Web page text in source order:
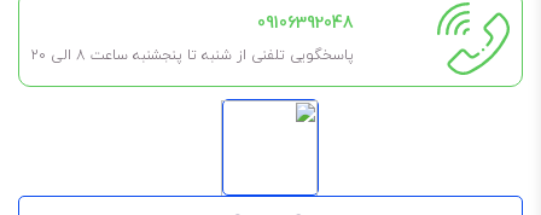
09106392048
پاسخگویی تلفنی از شنبه تا پنجشنبه ساعت 8 الی ۲۰